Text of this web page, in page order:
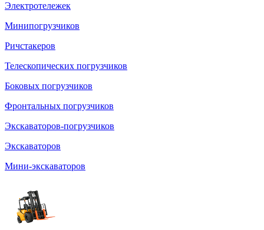
Электротележек
Минипогрузчиков
Ричстакеров
Телескопических погрузчиков
Боковых погрузчиков
Фронтальных погрузчиков
Экскаваторов-погрузчиков
Экскаваторов
Мини-экскаваторов